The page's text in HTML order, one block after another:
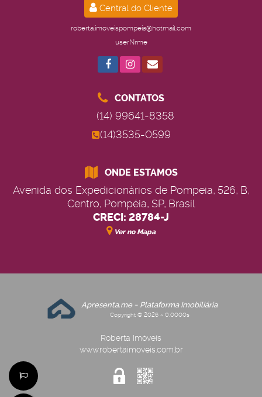
Central do Cliente
roberta.imoveispompeia@hotmail.com
userNrme
CONTATOS
(14) 99641-8358
(14)3535-0599
ONDE ESTAMOS
Avenida dos Expedicionários de Pompeia, 526, B,
Centro, Pompéia, SP, Brasil
CRECI: 28784-J
Ver no Mapa
Apresenta.me ~ Plataforma Imobiliária
Copyright © 2026 ~ 0.0000s
Roberta Imóveis
www.robertaimoveis.com.br